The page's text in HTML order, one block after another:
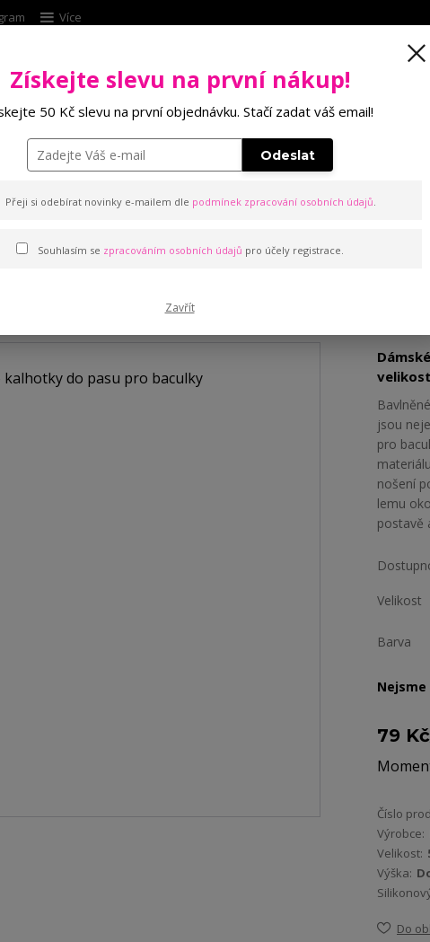
Více
Hledat
zboží Podprsenky
do pasu pro baculky
do pasu pro baculky
jsou
pro
nošení
lemu
postavě
Velikost
Barva
Nejsme
79 Kč
Číslo
Výrobce:
Velikost:
Výška:
Do
Získejte slevu na první nákup!
50 Kč slevu na první objednávku. Stačí zadat váš email!
Odeslat
Přeji si odebírat novinky e-mailem dle podmínek zpracování osobních údajů.
Souhlasím se zpracováním osobních údajů pro účely registrace.
Zavřít